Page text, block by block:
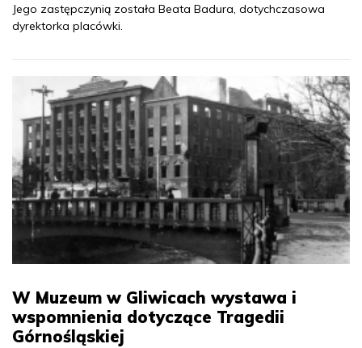
Jego zastępczynią została Beata Badura, dotychczasowa
dyrektorka placówki.
W Muzeum w Gliwicach wystawa i
wspomnienia dotyczące Tragedii
Górnośląskiej